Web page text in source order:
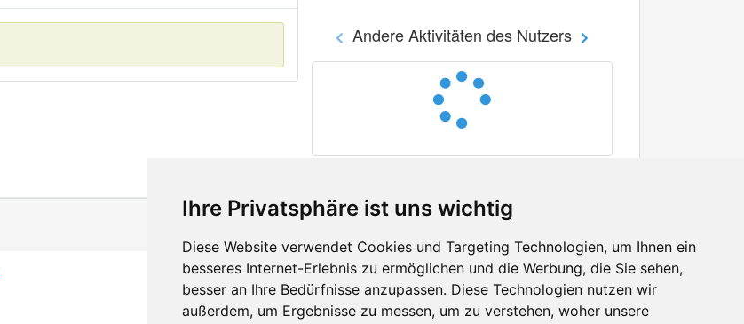
Ihre Privatsphäre ist uns wichtig
Diese Website verwendet Cookies und Targeting Technologien, um Ihnen ein
besseres Internet-Erlebnis zu ermöglichen und die Werbung, die Sie sehen,
besser an Ihre Bedürfnisse anzupassen. Diese Technologien nutzen wir
außerdem, um Ergebnisse zu messen, um zu verstehen, woher unsere
Andere Aktivitäten des Nutzers
Kontakt
Feedback
Facebook
Twitter